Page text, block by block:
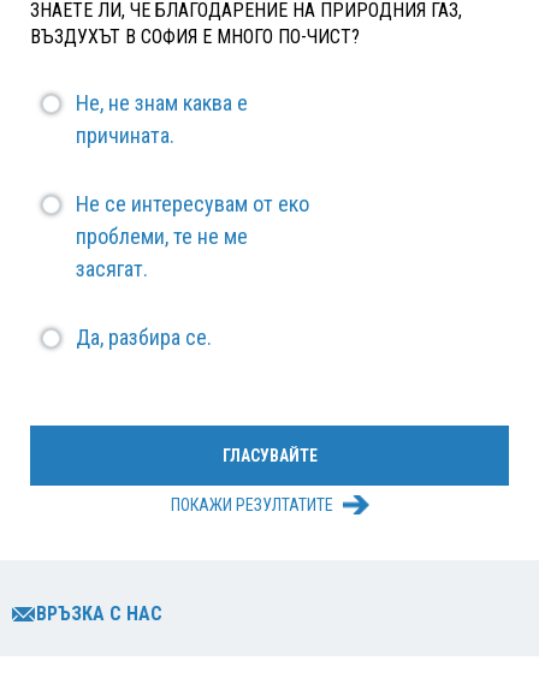
ЗНАЕТЕ ЛИ, ЧЕ БЛАГОДАРЕНИЕ НА ПРИРОДНИЯ ГАЗ,
ВЪЗДУХЪТ В СОФИЯ Е МНОГО ПО-ЧИСТ?
Не, не знам каква е
причината.
Не се интересувам от еко
проблеми, те не ме
засягат.
Да, разбира се.
ПОКАЖИ РЕЗУЛТАТИТЕ
ВРЪЗКА С НАС